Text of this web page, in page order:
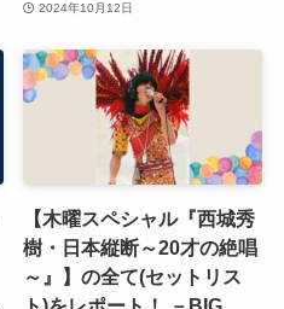
2024年10月12日
【木曜スペシャル『西城秀
樹・日本縦断～20才の絶唱
～』】の全て(セットリス